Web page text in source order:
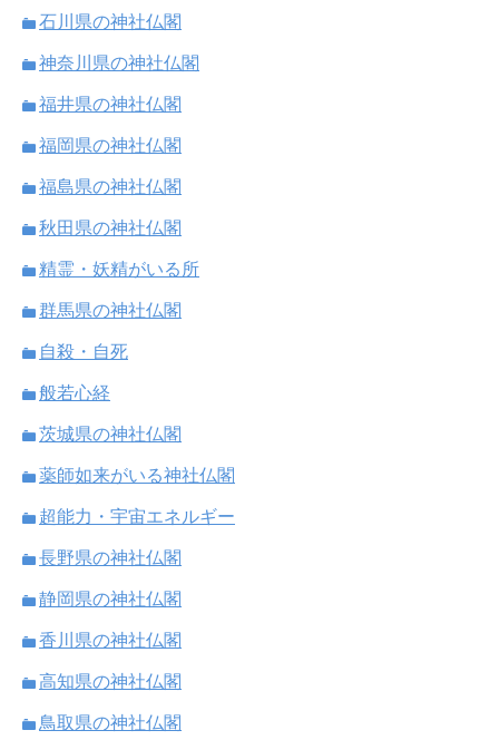
石川県の神社仏閣
神奈川県の神社仏閣
福井県の神社仏閣
福岡県の神社仏閣
福島県の神社仏閣
秋田県の神社仏閣
精霊・妖精がいる所
群馬県の神社仏閣
自殺・自死
般若心経
茨城県の神社仏閣
薬師如来がいる神社仏閣
超能力・宇宙エネルギー
長野県の神社仏閣
静岡県の神社仏閣
香川県の神社仏閣
高知県の神社仏閣
鳥取県の神社仏閣